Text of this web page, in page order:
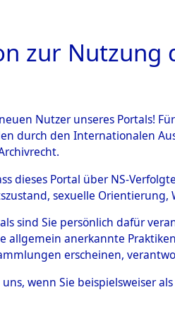
HOME
0003
zur Nutzung
Nutzer unseres Portals!
durch den Internationalen
dieses Portal über NS-
sexuelle
sind Sie persönlich dafür
allgemein anerkannte
erscheinen,
uns, wenn Sie beispielsweiser